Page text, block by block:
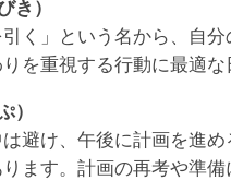
き）
引く」という名から、自
を重視する行動に最適な
）
避け、午後に計画を進
ます。計画の再考や準備